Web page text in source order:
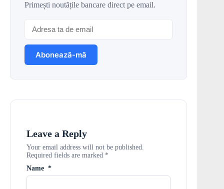
Primești noutățile bancare direct pe email.
Leave a Reply
Your email address will not be published.
Required fields are marked *
Name *